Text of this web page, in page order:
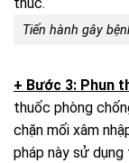
Tiến hành gây
+ Bước 3: Phun
thuốc phòng
chặn mối xâm
pháp này sử